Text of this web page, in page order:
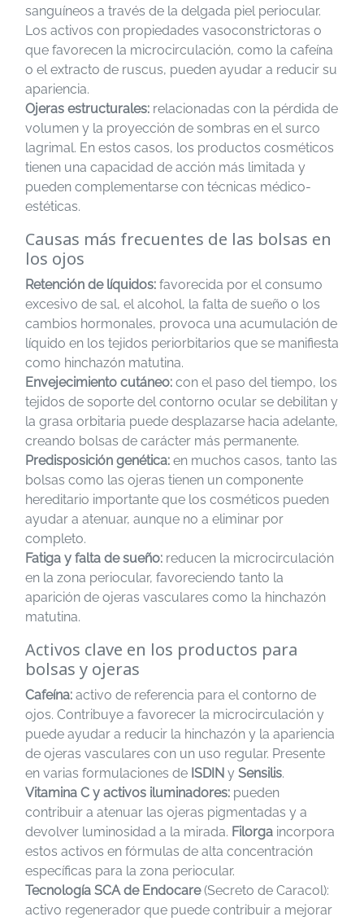
sanguíneos a través de la delgada piel periocular.
Los activos con propiedades vasoconstrictoras o
que favorecen la microcirculación, como la cafeína
o el extracto de ruscus, pueden ayudar a reducir su
apariencia.
Ojeras estructurales: relacionadas con la pérdida de
volumen y la proyección de sombras en el surco
lagrimal. En estos casos, los productos cosméticos
tienen una capacidad de acción más limitada y
pueden complementarse con técnicas médico-
estéticas.
Causas más frecuentes de las bolsas en
los ojos
Retención de líquidos: favorecida por el consumo
excesivo de sal, el alcohol, la falta de sueño o los
cambios hormonales, provoca una acumulación de
líquido en los tejidos periorbitarios que se manifiesta
como hinchazón matutina.
Envejecimiento cutáneo: con el paso del tiempo, los
tejidos de soporte del contorno ocular se debilitan y
la grasa orbitaria puede desplazarse hacia adelante,
creando bolsas de carácter más permanente.
Predisposición genética: en muchos casos, tanto las
bolsas como las ojeras tienen un componente
hereditario importante que los cosméticos pueden
ayudar a atenuar, aunque no a eliminar por
completo.
Fatiga y falta de sueño: reducen la microcirculación
en la zona periocular, favoreciendo tanto la
aparición de ojeras vasculares como la hinchazón
matutina.
Activos clave en los productos para
bolsas y ojeras
Cafeína: activo de referencia para el contorno de
ojos. Contribuye a favorecer la microcirculación y
puede ayudar a reducir la hinchazón y la apariencia
de ojeras vasculares con un uso regular. Presente
en varias formulaciones de ISDIN y Sensilis.
Vitamina C y activos iluminadores: pueden
contribuir a atenuar las ojeras pigmentadas y a
devolver luminosidad a la mirada. Filorga incorpora
estos activos en fórmulas de alta concentración
específicas para la zona periocular.
Tecnología SCA de Endocare(Secreto de Caracol):
activo regenerador que puede contribuir a mejorar